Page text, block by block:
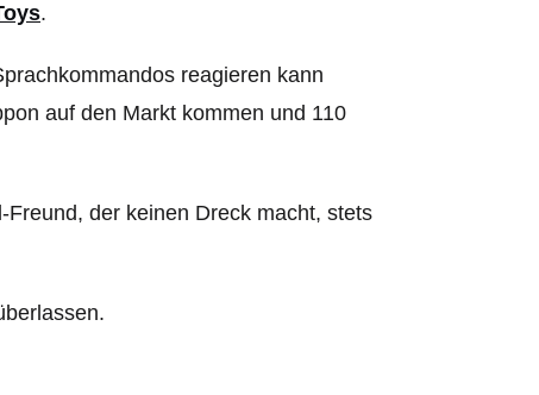
.
reagieren kann
auf den Markt kommen und 110
der keinen Dreck macht, stets